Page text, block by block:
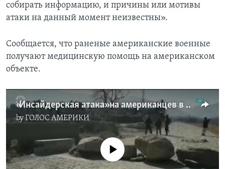
собирать информацию, и причины или мотивы
атаки на данный момент неизвестны».
Сообщается, что раненые американские военные
получают медицинскую помощь на американском
объекте.
«Инсайдерская атака» на американцев в Афганистане
byГОЛОС АМЕРИКИ
No media source currently available